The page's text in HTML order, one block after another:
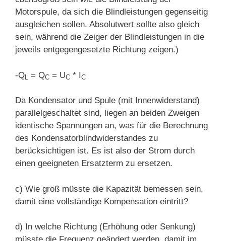
Motorspule, da sich die Blindleistungen gegenseitig
ausgleichen sollen. Absolutwert sollte also gleich
sein, während die Zeiger der Blindleistungen in die
jeweils entgegengesetzte Richtung zeigen.)
-Q = QC = UC * IC
Da Kondensator und Spule (mit Innenwiderstand)
parallelgeschaltet sind, liegen an beiden Zweigen
identische Spannungen an, was für die Berechnung
des Kondensatorblindwiderstandes zu
berücksichtigen ist. Es ist also der Strom durch
einen geeigneten Ersatzterm zu ersetzen.
c) Wie groß müsste die Kapazität bemessen sein,
damit eine vollständige Kompensation eintritt?
d) In welche Richtung (Erhöhung oder Senkung)